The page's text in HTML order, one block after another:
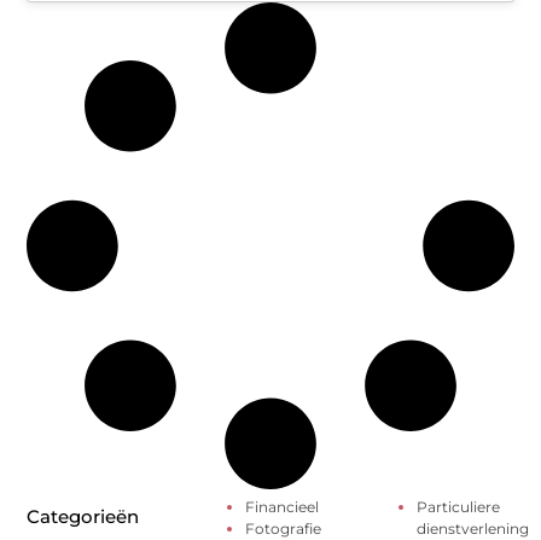
Categorieën
Financieel
Fotografie
Particuliere
dienstverlening